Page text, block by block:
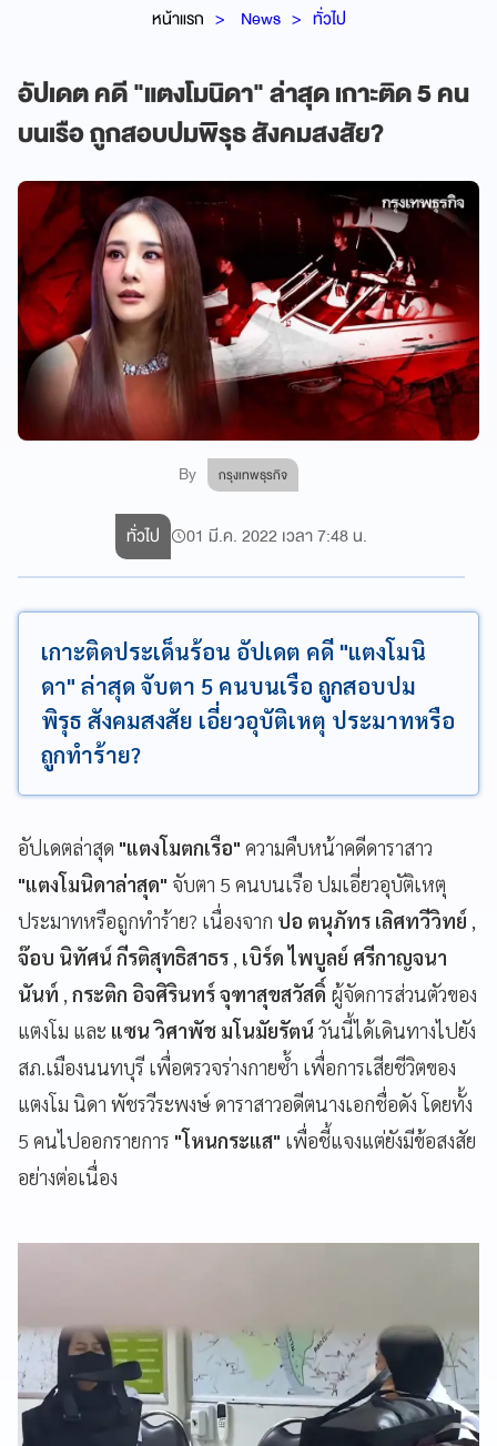
หน้าแรก News ทั่วไป
อัปเดต คดี "แตงโมนิดา" ล่าสุด เกาะติด 5 คน
บนเรือ ถูกสอบปมพิรุธ สังคมสงสัย?
By กรุงเทพธุรกิจ
ทั่วไป 01 มี.ค. 2022 เวลา 7:48 น.
เกาะติดประเด็นร้อน อัปเดต คดี "แตงโมนิ
ดา" ล่าสุด จับตา 5 คนบนเรือ ถูกสอบปม
พิรุธ สังคมสงสัย เอี่ยวอุบัติเหตุ ประมาทหรือ
ถูกทำร้าย?
อัปเดตล่าสุด "แตงโมตกเรือ" ความคืบหน้าคดีดาราสาว
"แตงโมนิดาล่าสุด" จับตา 5 คนบนเรือ ปมเอี่ยวอุบัติเหตุ
ประมาทหรือถูกทำร้าย? เนื่องจาก ปอ ตนุภัทร เลิศทวีวิทย์ ,
จ๊อบ นิทัศน์ กีรติสุทธิสาธร , เบิร์ด ไพบูลย์ ศรีกาญจนา
นันท์ , กระติก อิจศิรินทร์ จุฑาสุขสวัสดิ์ ผู้จัดการส่วนตัวของ
แตงโม และ แซน วิศาพัช มโนมัยรัตน์ วันนี้ได้เดินทางไปยัง
สภ.เมืองนนทบุรี เพื่อตรวจร่างกายซ้ำ เพื่อการเสียชีวิตของ
แตงโม นิดา พัชรวีระพงษ์ ดาราสาวอดีตนางเอกชื่อดัง โดยทั้ง
5 คนไปออกรายการ "โหนกระแส" เพื่อชี้แจงแต่ยังมีข้อสงสัย
อย่างต่อเนื่อง